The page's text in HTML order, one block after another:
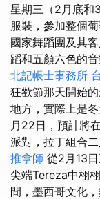
星期三（2月底和
服裝，參加整個
國家舞蹈團及其
蹈和五顏六色的
北記帳士事務所
狂歡節那天開始
地方，實際上是冬
月22日，預計將
派對，拉丁組合
推拿師 從2月13
尖端Tereza中栩
間，墨西哥文化